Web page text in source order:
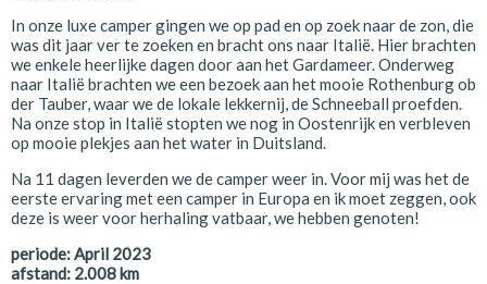
In onze luxe camper gingen we op pad en op zoek naar de zon, die
was dit jaar ver te zoeken en bracht ons naar Italië. Hier brachten
we enkele heerlijke dagen door aan het Gardameer. Onderweg
naar Italië brachten we een bezoek aan het mooie Rothenburg ob
der Tauber, waar we de lokale lekkernij, de Schneeball proefden.
Na onze stop in Italië stopten we nog in Oostenrijk en verbleven
op mooie plekjes aan het water in Duitsland.
Na 11 dagen leverden we de camper weer in. Voor mij was het de
eerste ervaring met een camper in Europa en ik moet zeggen, ook
deze is weer voor herhaling vatbaar, we hebben genoten!
periode:April 2023
afstand: 2.008km